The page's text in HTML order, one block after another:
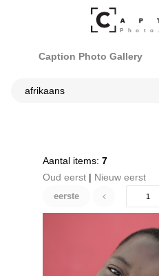
Caption Photo Gallery
Aantal items: 7
Oud eerst | Nieuw eerst
eerste